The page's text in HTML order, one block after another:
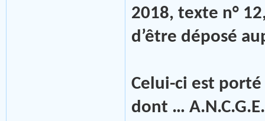
2018, texte n°
d’être déposé
Celui-ci est
dont …